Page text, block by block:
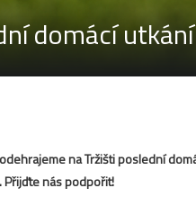
domácí
na Tržišti poslední
Přijďte nás podpořit!